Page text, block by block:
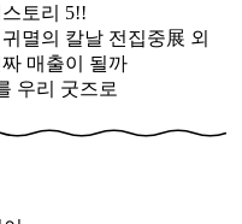
토리 5!!
멸의 칼날 전집중展 외
매출이 될까
우리 굿즈로